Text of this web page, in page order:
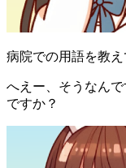
病院での用語を教え
へえー、そうなん
ですか？